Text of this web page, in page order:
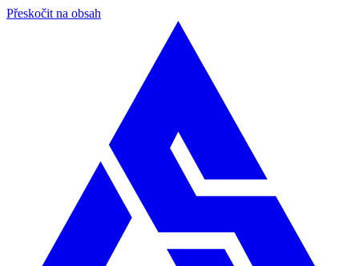
Přeskočit na obsah